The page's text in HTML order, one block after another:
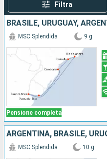
Filtra
BRASILE, URUGUAY,
Pensione completa
MSC Splendida 9 g
ARGENTINA, BRASILE,
MSC Splendida 10 g